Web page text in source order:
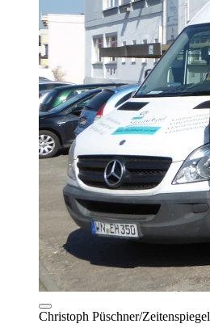
Christoph Püschner/Zeitenspiegel